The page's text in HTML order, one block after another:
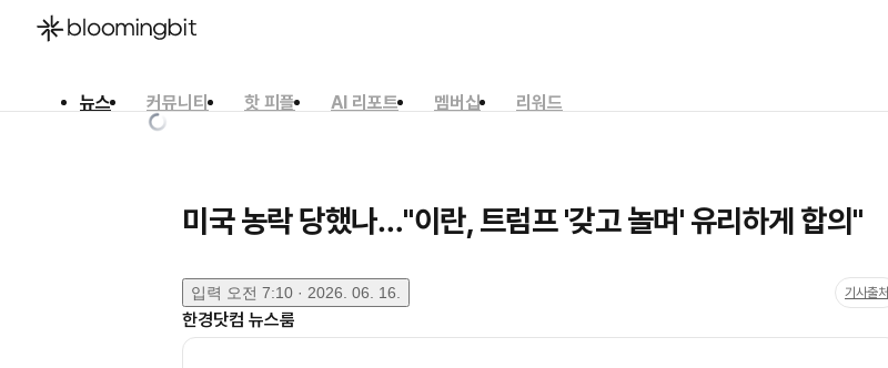
뉴스 커뮤니티 핫 피플 AI 리포트 멤버십
리워드
미국 농락 당했나…"이란, 트럼프 '갖고 놀며' 유리하게 합의"
입력 오전 7:10 · 2026. 06. 16. 기사출처
한경닷컴 뉴스룸